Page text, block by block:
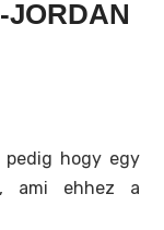
JORDAN
pedig hogy egy
ami ehhez a